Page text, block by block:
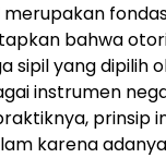
merupakan
bahwa
sipil yang dipilih
instrumen
prinsip
karena